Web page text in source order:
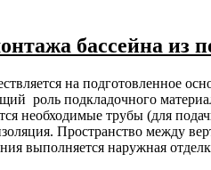
бассейна из
на подготовленное
роль подкладочного
необходимые трубы (для
Пространство между
выполняется наружная